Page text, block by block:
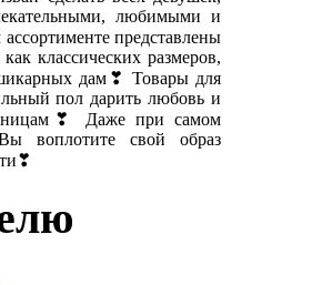
любимыми и
представлены
классических размеров,
дам❣ Товары для
пол дарить любовь и
Даже при самом
воплотите свой образ